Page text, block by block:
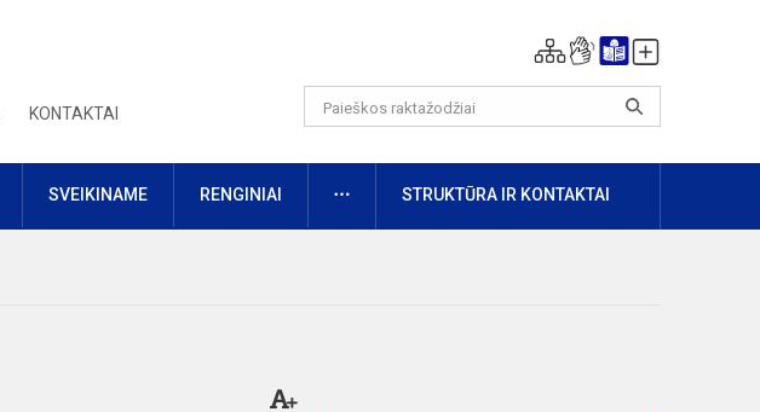
KONTAKTAI
SVEIKINAME RENGINIAI DAUGIAUSTRUKTŪRA IR KONTAKTAI